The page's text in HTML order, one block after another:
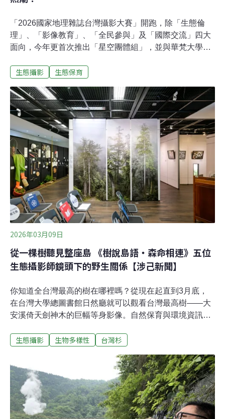
「2026國家地理雜誌台灣攝影大賽」開跑，除「生態倫
理」、「影像教育」、「全民參與」及「國際交流」四大
面向，今年更首次推出「星空團體組」，並與華梵大學首
坊。徵件將於8月31日截止。攝影大賽邁入10週年，面對
地理》雜誌繁體中文版總編輯李永適向《環境資訊中心》
稱，作品入圍後會要求參賽者提供原始檔，並強調攝影不
應為拿獎項而創造虛擬的影像。星空組深空類首設團體賽
面對宇宙不再單打獨鬥國家地理雜誌台灣攝影大賽去年總
徵件衝破16060件，為全台收件規模之冠。今年參賽組別
有人物、地方、自然、手機、星空（深空類、太陽系類、
星景類）、生態環境敘事性系列，星空組深空類亦首度開
放團體組報名。
生態攝影 生態保育
2026年03月09日
從一棵樹聽見整座島 《樹說島語・森命相連》五位
生態攝影師鏡頭下的野生關係【涉己新聞】
你知道全台灣最高的樹在哪裡嗎？從現在起直到3月底，
在台灣大學總圖書館日然廳就可以觀看台灣最高樹——大
安溪倚天劍神木的巨幅等身影像。自然保育與環境資訊基
生物多樣性守護計畫特展開幕式。展覽以台灣最高樹的等
品，展現更多山岳風景與野生動物的樣貌。期待透過觀
展，重新思考人與自然的關係。「找樹的人」次次挺進深
山 貼近巨木並理解巨木面對全球氣候變遷與生物多樣性流
失，自然環資舉辦《樹說島語・森命相連 —— 1 Tree 1
World》策展，結合展覽與行動，期待從一棵樹開始聽見
生態攝影 生物多樣性 台灣杉